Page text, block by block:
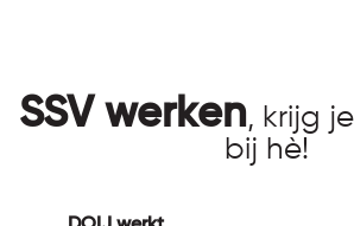
SSV werken, krijg
bij hè!